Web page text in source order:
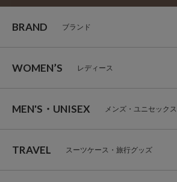
BRAND ブランド
WOMEN’S レディース
MEN'S・UNISEX メンズ・ユニセックス
TRAVEL スーツケース・旅行グッズ